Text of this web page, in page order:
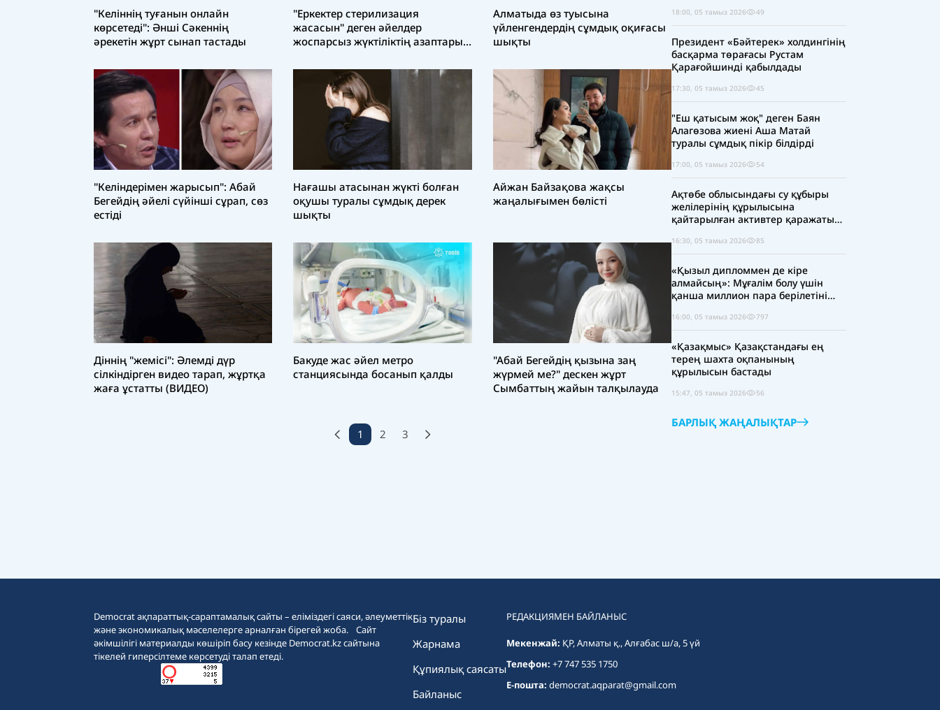
"Келіннің туғанын онлайн
көрсетеді": Әнші Сәкеннің
әрекетін жұрт сынап тастады
"Еркектер стерилизация
жасасын" деген әйелдер
жоспарсыз жүктіліктің азаптарын
Алматыда өз туысына
үйленгендердің сұмдық оқиғасы
шықты
"Келіндерімен жарысып": Абай
Бегейдің әйелі сүйінші сұрап, сөз
естіді
Нағашы атасынан жүкті болған
оқушы туралы сұмдық дерек
шықты
Айжан Байзақова жақсы
жаңалығымен бөлісті
Діннің "жемісі": Әлемді дүр
сілкіндірген видео тарап, жұртқа
жаға ұстатты (ВИДЕО)
Бакуде жас әйел метро
станциясында босанып қалды
"Абай Бегейдің қызына заң
жүрмей ме?" дескен жұрт
Сымбаттың жайын талқылауда
1 2 3
18:00, 05 тамыз 2026 49
Президент «Бәйтерек» холдингінің
басқарма төрағасы Рустам
Қарағойшинді қабылдады
17:30, 05 тамыз 2026 45
"Еш қатысым жоқ" деген Баян
Алагөзова жиені Аша Матай
туралы сұмдық пікір білдірді
17:00, 05 тамыз 2026 54
Ақтөбе облысындағы су құбыры
желілерінің құрылысына
қайтарылған активтер қаражаты
16:30, 05 тамыз 2026 85
«Қызыл дипломмен де кіре
алмайсың»: Мұғалім болу үшін
қанша миллион пара берілетіні
16:00, 05 тамыз 2026 797
«Қазақмыс» Қазақстандағы ең
терең шахта оқпанының
құрылысын бастады
15:47, 05 тамыз 2026 56
БАРЛЫҚ ЖАҢАЛЫҚТАР
Democrat ақпараттық-сараптамалық сайты – еліміздегі саяси, әлеуметтік
және экономикалық мәселелерге арналған бірегей жоба. Сайт
әкімшілігі материалды көшіріп басу кезінде Democrat.kz сайтына
тікелей гиперсілтеме көрсетуді талап етеді.
Біз туралы
Жарнама
Құпиялық саясаты
Байланыс
РЕДАКЦИЯМЕН БАЙЛАНЫС
Мекенжай: ҚР, Алматы қ., Алғабас ш/а, 5 үй
Телефон: +7 747 535 1750
E-пошта: democrat.aqparat@gmail.com